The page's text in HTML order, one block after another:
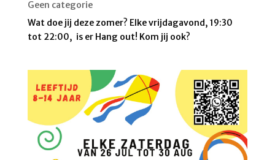
Geen categorie
Wat doe jij deze zomer? Elke vrijdagavond, 19:30
tot 22:00, is er Hang out! Kom jij ook?